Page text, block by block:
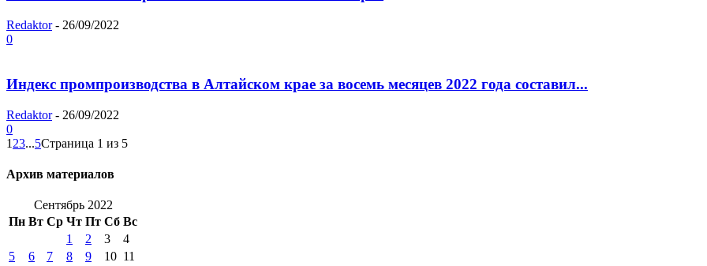
Redaktor - 26/09/2022
0
Индекс промпроизводства в Алтайском крае за восемь месяцев 2022 года составил...
Redaktor - 26/09/2022
0
1 23...5Страница 1 из 5
Архив материалов
Сентябрь 2022
Пн Вт Ср Чт Пт Сб Вс
1 2 3
4
5
6 7 8 9 10 11